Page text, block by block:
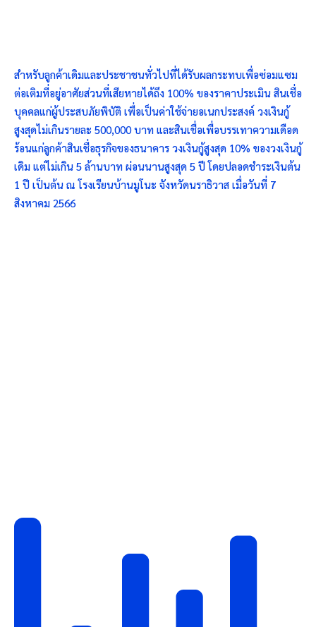
สำหรับลูกค้าเดิมและประชาชนทั่วไปที่ได้รับผลกระทบเพื่อซ่อมแซม
ต่อเติมที่อยู่อาศัยส่วนที่เสียหายได้ถึง 100% ของราคาประเมิน สินเชื่อ
บุคคลแก่ผู้ประสบภัยพิบัติ เพื่อเป็นค่าใช้จ่ายอเนกประสงค์ วงเงินกู้
สูงสุดไม่เกินรายละ 500,000 บาท และสินเชื่อเพื่อบรรเทาความเดือด
ร้อนแก่ลูกค้าสินเชื่อธุรกิจของธนาคาร วงเงินกู้สูงสุด 10% ของวงเงินกู้
เดิม แต่ไม่เกิน 5 ล้านบาท ผ่อนนานสูงสุด 5 ปี โดยปลอดชำระเงินต้น
1 ปี เป็นต้น ณ โรงเรียนบ้านมูโนะ จังหวัดนราธิวาส เมื่อวันที่ 7
สิงหาคม 2566